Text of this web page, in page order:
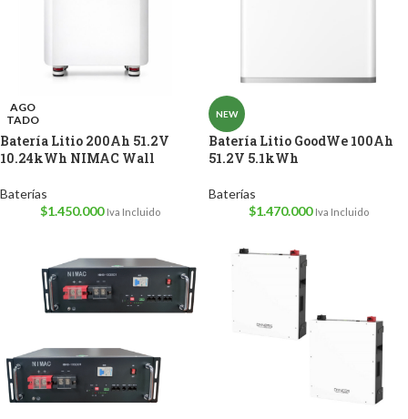
AGO
TADO
Batería Litio 200Ah 51.2V
10.24kWh NIMAC Wall
Baterías
$1.450.000 Iva Incluido
NEW
Batería Litio GoodWe 100Ah
51.2V 5.1kWh
Baterías
$1.470.000 Iva Incluido